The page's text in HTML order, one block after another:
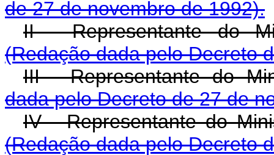
de 27 de novembro de 1992).
II - Representante do
(Redação dada pelo Decreto
III - Representante do
dada pelo Decreto de 27 de
IV - Representante do
(Redação dada pelo Decreto